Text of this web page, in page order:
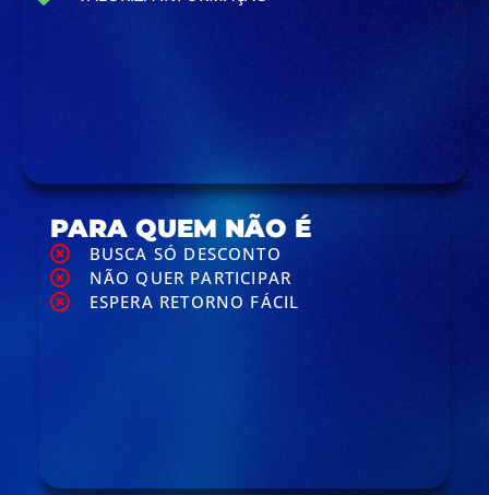
PARA QUEM NÃO É
BUSCA SÓ DESCONTO
NÃO QUER PARTICIPAR
ESPERA RETORNO FÁCIL